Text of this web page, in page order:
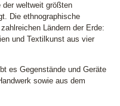
der weltweit größten
Die ethnographische
Ländern der Erde:
und Textilkunst aus vier
es Gegenstände und Geräte
sowie aus dem